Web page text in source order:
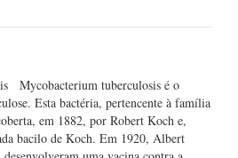
Mycobacterium tuberculosis é o
Esta bactéria, pertencente à família
em 1882, por Robert Koch e,
bacilo de Koch. Em 1920, Albert